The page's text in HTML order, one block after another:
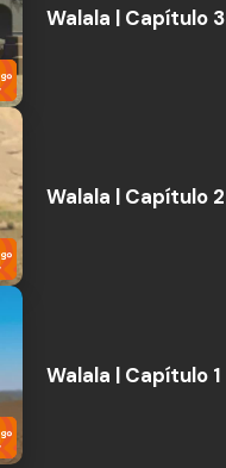
Walala | Capítulo 3
Walala | Capítulo 2
Walala | Capítulo 1